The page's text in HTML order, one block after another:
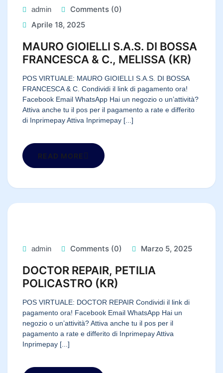
admin
Comments (0)
Aprile 18, 2025
MAURO GIOIELLI S.A.S. DI BOSSA
FRANCESCA & C., MELISSA (KR)
POS VIRTUALE: MAURO GIOIELLI S.A.S. DI BOSSA
FRANCESCA & C. Condividi il link di pagamento ora!
Facebook Email WhatsApp Hai un negozio o un’attività?
Attiva anche tu il pos per il pagamento a rate e differito
di Inprimepay Attiva Inprimepay [...]
READ MORE
admin Comments (0) Marzo 5, 2025
DOCTOR REPAIR, PETILIA
POLICASTRO (KR)
POS VIRTUALE: DOCTOR REPAIR Condividi il link di
pagamento ora! Facebook Email WhatsApp Hai un
negozio o un’attività? Attiva anche tu il pos per il
pagamento a rate e differito di Inprimepay Attiva
Inprimepay [...]